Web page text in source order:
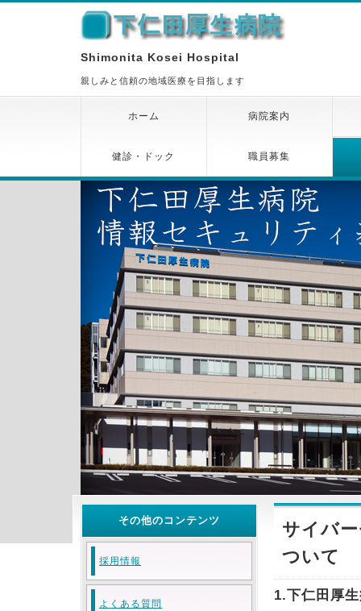
Shimonita Kosei Hospital
親しみと信頼の地域医療を目指します
ホーム 病院案内
健診・ドック 職員募集
サイバ
ついて
1.下仁田厚
その他のコンテンツ
採用情報
よくある質問